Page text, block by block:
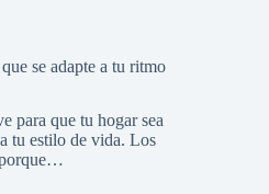
se adapte a tu ritmo
para que tu hogar sea
tu estilo de vida. Los
porque…